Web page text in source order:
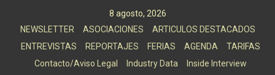
8 agosto, 2026
NEWSLETTER
ASOCIACIONES
ARTICULOS DESTACADOS
ENTREVISTAS
REPORTAJES FERIAS AGENDA
TARIFAS
Contacto/Aviso Legal
Industry Data
Inside Interview